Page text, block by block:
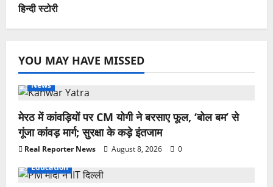
हिन्दी स्टोरी
YOU MAY HAVE MISSED
News
मेरठ में कांवड़ियों पर CM योगी ने बरसाए फूल, ‘बोल बम’ से
गूंजा कांवड़ मार्ग; सुरक्षा के कड़े इंतजाम
Real Reporter News August 8, 2026
0
Education